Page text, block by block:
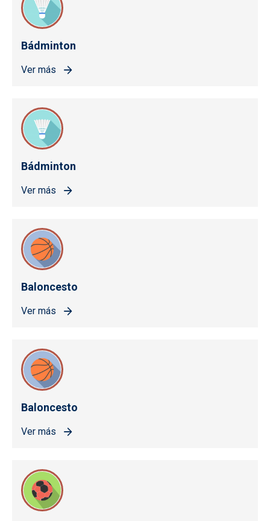
Bádminton
Ver más
Bádminton
Ver más
Baloncesto
Ver más
Baloncesto
Ver más